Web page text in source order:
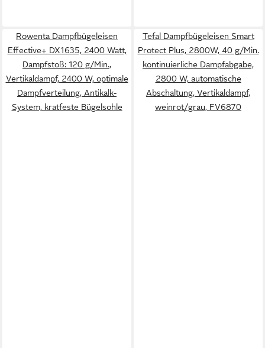
Rowenta Dampfbügeleisen
Effective+ DX1635, 2400 Watt,
Dampfstoß: 120 g/Min.,
Vertikaldampf, 2400 W, optimale
Dampfverteilung, Antikalk-
System, kratfeste Bügelsohle
Tefal Dampfbügeleisen Smart
Protect Plus, 2800W, 40 g/Min.
kontinuierliche Dampfabgabe,
2800 W, automatische
Abschaltung, Vertikaldampf,
weinrot/grau, FV6870